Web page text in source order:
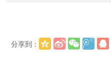
分享到：